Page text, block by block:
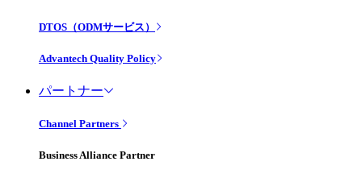
DTOS（ODMサービス）
Advantech Quality Policy
パートナー
Channel Partners
Business Alliance Partner